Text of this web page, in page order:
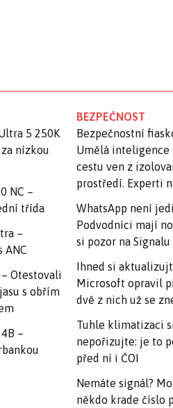
5 250K
nízkou
NC –
třída
–
ANC
– Otestovali
s obřím
–
BEZPEČNOST
Bezpečnostní
Umělá inteligence
cestu ven z
prostředí. Experti
WhatsApp není
Podvodníci mají
si pozor na Signalu
Ihned si
Microsoft opravil
dvě z nich už se
Tuhle klimatizaci
nepořizujte: je to
před ní i ČOI
Nemáte signál?
někdo krade číslo